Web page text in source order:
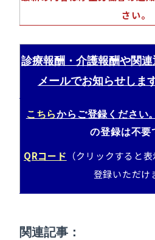
さい。
診療報酬・介護報酬や関
メールでお知らせしま
こちらからご登録ください。
の登録は不要
QRコード （クリックすると
登録いただけ
関連記事：